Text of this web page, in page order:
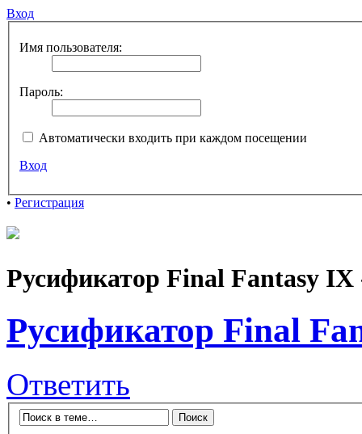
Вход
Имя пользователя:
Пароль:
Автоматически входить при каждом посещении
Вход
• Регистрация
Русификатор Final Fantasy
Русификатор Final
Ответить